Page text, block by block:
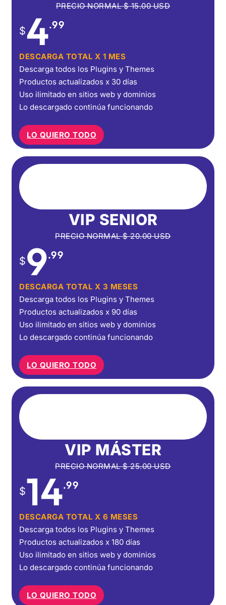
PRECIO NORMAL$15.00USD
$4.99
DESCARGA TOTAL X 1 MES
Descarga todos los Plugins y Themes
Productos actualizados x 30 días
Uso ilimitado en sitios web y dominios
Lo descargado continúa funcionando
LO QUIERO TODO
VIP SENIOR
PRECIO NORMAL$20.00USD
$9.99
DESCARGA TOTAL X 3 MESES
Descarga todos los Plugins y Themes
Productos actualizados x 90 días
Uso ilimitado en sitios web y dominios
Lo descargado continúa funcionando
LO QUIERO TODO
VIP MÁSTER
PRECIO NORMAL$25.00USD
$14.99
DESCARGA TOTAL X 6 MESES
Descarga todos los Plugins y Themes
Productos actualizados x 180 días
Uso ilimitado en sitios web y dominios
Lo descargado continúa funcionando
LO QUIERO TODO